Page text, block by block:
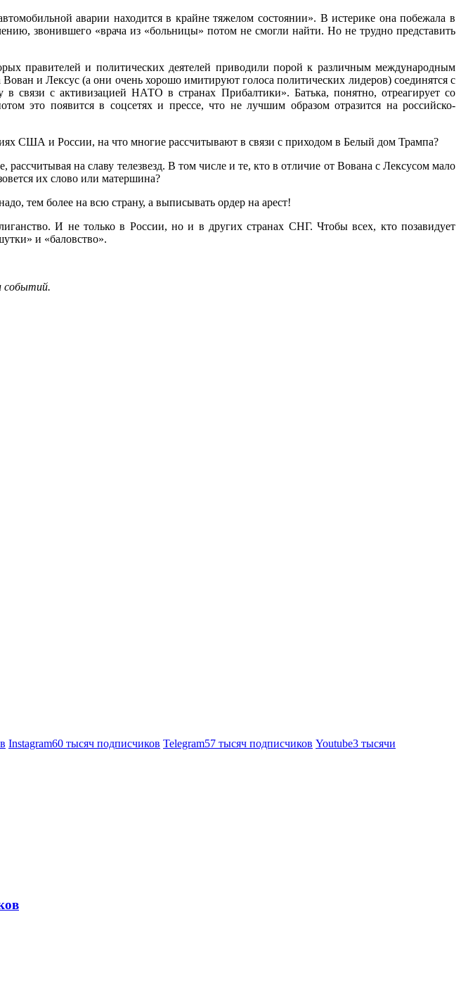
аварии находится в крайне тяжелом состоянии». В истерике она побежала в
звонившего «врача из «больницы» потом не смогли найти. Но не трудно представить
правителей и политических деятелей приводили порой к различным международным
и Лексус (а они очень хорошо имитируют голоса политических лидеров) соединятся с
связи с активизацией НАТО в странах Прибалтики». Батька, понятно, отреагирует со
это появится в соцсетях и прессе, что не лучшим образом отразится на российско-
США и России, на что многие рассчитывают в связи с приходом в Белый дом Трампа?
на славу телезвезд. В том числе и те, кто в отличие от Вована с Лексусом мало
их слово или матершина?
тем более на всю страну, а выписывать ордер на арест!
И не только в России, но и в других странах СНГ. Чтобы всех, кто позавидует
и «баловство».
событий.
Instagram60 тысяч подписчиков Telegram57 тысяч подписчиков Youtube3 тысячи